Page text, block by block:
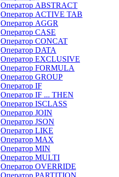
Оператор ABSTRACT
Оператор ACTIVE TAB
Оператор AGGR
Оператор CASE
Оператор CONCAT
Оператор DATA
Оператор EXCLUSIVE
Оператор FORMULA
Оператор GROUP
Оператор IF
Оператор IF ... THEN
Оператор ISCLASS
Оператор JOIN
Оператор JSON
Оператор LIKE
Оператор MAX
Оператор MIN
Оператор MULTI
Оператор OVERRIDE
Оператор PARTITION